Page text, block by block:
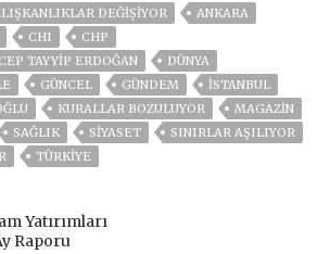
DEĞIŞIYOR
ANKARA
CHI
CHP
TAYYIP ERDOĞAN
DÜNYA
GÜNCEL GÜNDEM
ISTANBUL
KURALLAR BOZULUYOR
MAGAZİN
SAĞLIK SİYASET
SINIRLAR AŞILIYOR
TÜRKİYE
Yatırımları
Raporu